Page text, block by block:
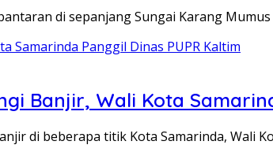
di sepanjang Sungai Karang
Banjir, Wali Kota
di beberapa titik Kota Samarinda, Wali